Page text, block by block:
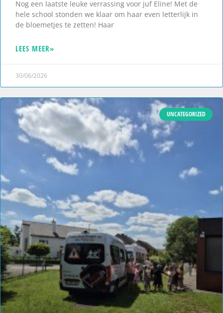
Nog een laatste leuke verrassing voor juf Eline! Met de
hele school stonden we klaar om haar even letterlijk in
de bloemetjes te zetten! Haar
LEES MEER»
30/06/2026
UNCATEGORIZED